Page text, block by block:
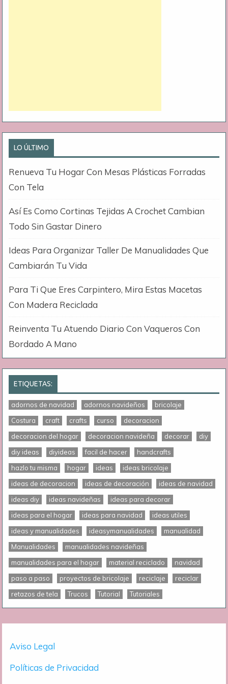
LO ÚLTIMO
Renueva Tu Hogar Con Mesas Plásticas Forradas
Con Tela
Así Es Como Cortinas Tejidas A Crochet Cambian
Todo Sin Gastar Dinero
Ideas Para Organizar Taller De Manualidades Que
Cambiarán Tu Vida
Para Ti Que Eres Carpintero, Mira Estas Macetas
Con Madera Reciclada
Reinventa Tu Atuendo Diario Con Vaqueros Con
Bordado A Mano
ETIQUETAS:
adornos de navidad adornos navideños
bricolaje
Costura
craft crafts curso
decoracion
decoracion del hogar
decoracion navideña decorar
diy
diy ideas
diyideas facil de hacer
handcrafts
hazlo tu misma
hogar ideas
ideas bricolaje
ideas de decoracion
ideas de decoración
ideas de navidad
ideas diy
ideas navideñas
ideas para decorar
ideas para el hogar
ideas para navidad
ideas utiles
ideas y manualidades
ideasymanualidades
manualidad
Manualidades
manualidades navideñas
manualidades para el hogar
material reciclado
navidad
paso a paso
proyectos de bricolaje reciclaje
reciclar
retazos de tela
Trucos Tutorial Tutoriales
Aviso Legal
Políticas de Privacidad